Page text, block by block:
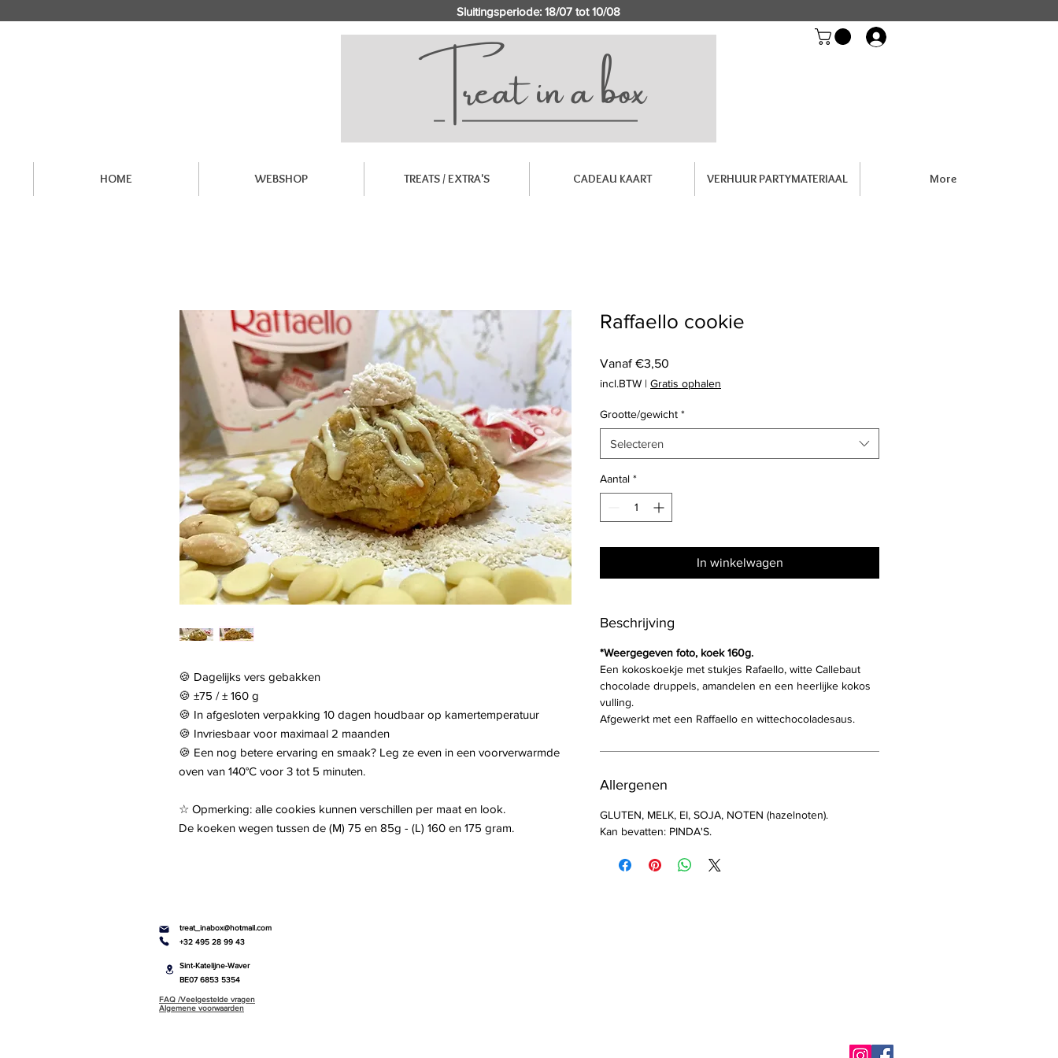
Sluitingsperiode: 18/07 tot 10/08
HOME WEBSHOP TREATS / EXTRA'S CADEAU KAART VERHUUR PARTYMATERIAAL More
🍪 Dagelijks vers gebakken
🍪 ±75 / ± 160 g
🍪 In afgesloten verpakking 10 dagen houdbaar op kamertemperatuur
🍪 Invriesbaar voor maximaal 2 maanden
🍪 Een nog betere ervaring en smaak? Leg ze even in een voorverwarmde
oven van 140°C voor 3 tot 5 minuten.
☆ Opmerking: alle cookies kunnen verschillen per maat en look.
De koeken wegen tussen de (M) 75 en 85g - (L) 160 en 175 gram.
Raffaello cookie
Vanaf€3,50
incl.BTW | Gratis ophalen
Grootte/gewicht *
Selecteren
Aantal *
In winkelwagen
Beschrijving
*Weergegeven foto, koek 160g.
Een kokoskoekje met stukjes Rafaello, witte Callebaut
chocolade druppels, amandelen en een heerlijke kokos
vulling.
Afgewerkt met een Raffaello en wittechocoladesaus.
Allergenen
GLUTEN, MELK, EI, SOJA, NOTEN (hazelnoten).
Kan bevatten: PINDA'S.
treat_inabox@hotmail.com
+32 495 28 99 43
Sint-Katelijne-Waver
BE07 6853 5354
FAQ /Veelgestelde vragen
Algemene voorwaarden